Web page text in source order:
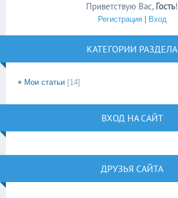
Приветствую Вас, Гость!
Регистрация| Вход
КАТЕГОРИИ РАЗДЕЛА
Мои статьи [14]
ВХОД НА САЙТ
ДРУЗЬЯ САЙТА